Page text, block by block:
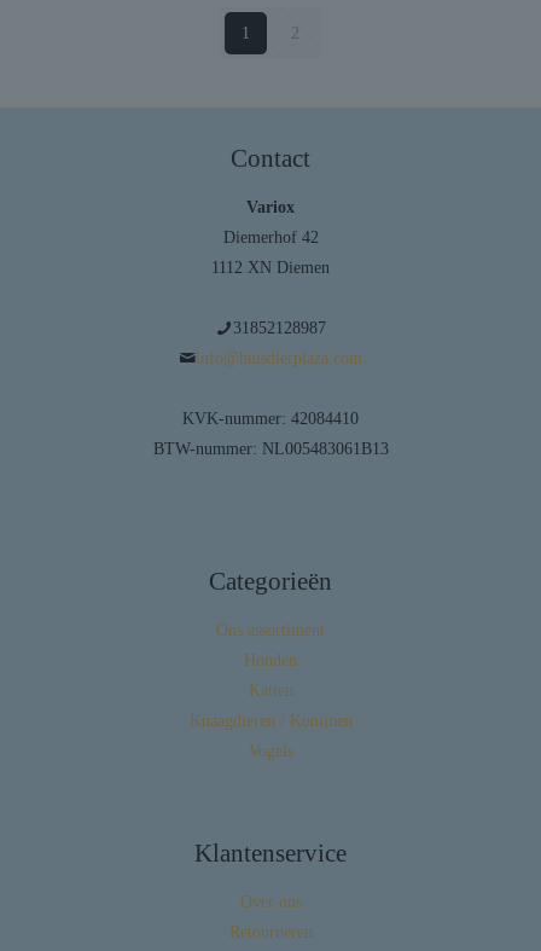
1 2
Contact
Variox
Diemerhof 42
1112 XN Diemen
31852128987
info@huisdierplaza.com
KVK-nummer: 42084410
BTW-nummer: NL005483061B13
Categorieën
Ons assortiment
Honden
Katten
Knaagdieren / Konijnen
Vogels
Klantenservice
Over ons
Retourneren